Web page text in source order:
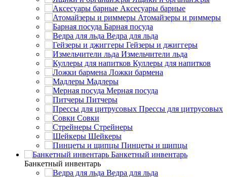
Аксесуары барные
Атомайзеры и риммеры
Барная посуда
Ведра для льда
Гейзеры и джиггеры
Измельчители льда
Куллеры для напитков
Ложки бармена
Мадлеры
Мерная посуда
Питчеры
Прессы для цитрусовых
Совки
Стрейнеры
Шейкеры
Пинцеты и щипцы
Банкетный инвентарь
Банкетный инвентарь
Ведра для льда